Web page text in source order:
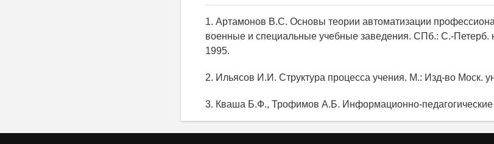
1. Артамонов В.С. Основы теории автоматизации
военные и специальные учебные заведения. СПб.: С.-
1995.
2. Ильясов И.И. Структура процесса учения. М.: Изд-во Моск.
3. Кваша Б.Ф., Трофимов А.Б. Информационно-педагогические